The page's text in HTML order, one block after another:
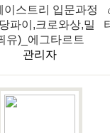
이스트리 입문과정
파이,크로와상,밀
유)_에그타르트
관리자